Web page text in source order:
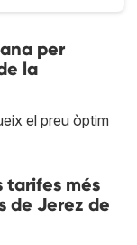
per
la
el preu òptim
tarifes més
de Jerez de